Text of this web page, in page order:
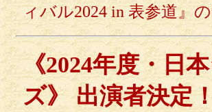
ィバル2024 in 表参道』
《2024年度・日
ズ》 出演者決